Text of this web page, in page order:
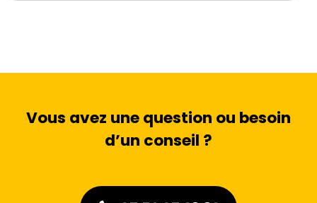
Vous avez une question ou besoin
d’un conseil ?